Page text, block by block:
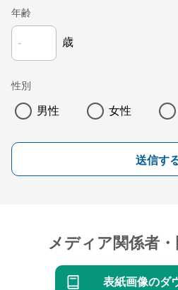
年齢
歳
性別
男性 女性
送信す
メディア関係者
表紙画像のダ